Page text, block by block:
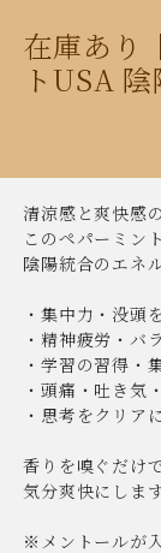
在庫あり
トUSA
清涼感と爽快感
このペパーミン
陰陽統合のエネ
・集中力・没頭
・精神疲労・バ
・学習の習得・
・頭痛・吐き気
・思考をクリア
香りを嗅ぐだけ
気分爽快にしま
※メントールが